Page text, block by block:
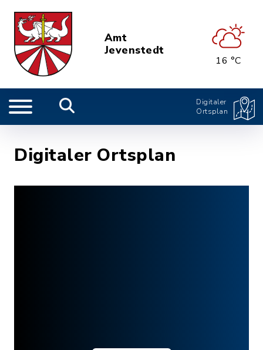
Amt
Jevenstedt
16 °C
Digitaler
Ortsplan
Digitaler Ortsplan